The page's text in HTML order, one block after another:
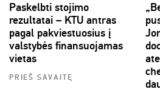
Paskelbti stojimo
rezultatai – KTU antras
pagal pakviestuosius į
valstybės finansuojamas
vietas
PRIEŠ SAVAITĘ